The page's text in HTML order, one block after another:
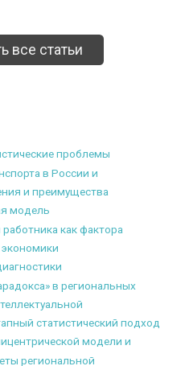
все статьи
проблемы
в России и
и преимущества
модель
как фактора
в региональных
статистический подход
модели и
региональной